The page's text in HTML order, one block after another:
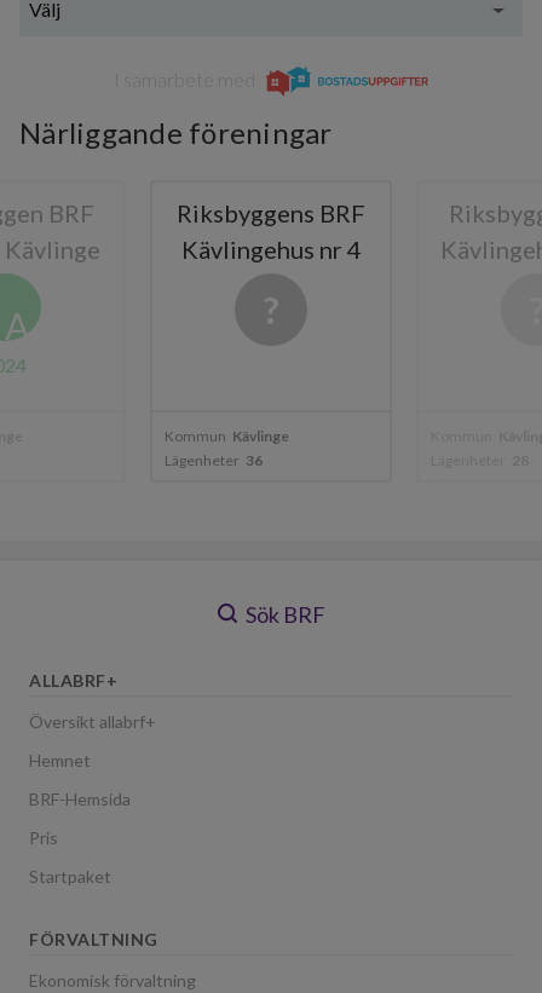
Välj
I samarbete med
Närliggande föreningar
BRF
A
Riksbyggens BRF
Kävlingehus nr 4
Kommun Kävlinge
Lägenheter 36
Sök BRF
ALLABRF+
Översikt allabrf+
Hemnet
BRF-Hemsida
Pris
Startpaket
FÖRVALTNING
Ekonomisk förvaltning